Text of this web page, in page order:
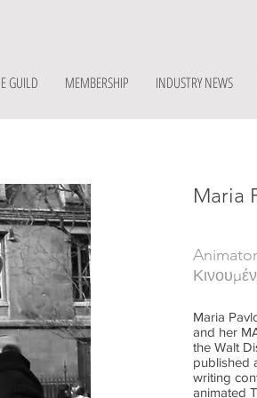
GUILD MEMBERSHIP INDUSTRY NEWS
Maria
Maria
and her
the Walt
published
writing
animated